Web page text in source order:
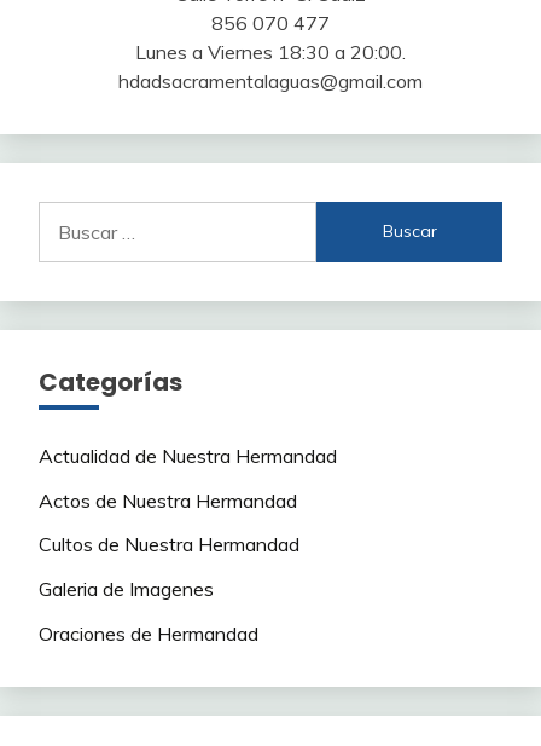
856 070 477
Lunes a Viernes 18:30 a 20:00.
hdadsacramentalaguas@gmail.com
Categorías
Actualidad de Nuestra Hermandad
Actos de Nuestra Hermandad
Cultos de Nuestra Hermandad
Galeria de Imagenes
Oraciones de Hermandad